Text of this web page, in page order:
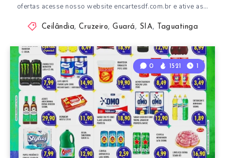
ofertas acesse nosso website encartesdf.com.br e ative as…
Ceilândia, Cruzeiro, Guará , SIA, Taguatinga
0 1521 1